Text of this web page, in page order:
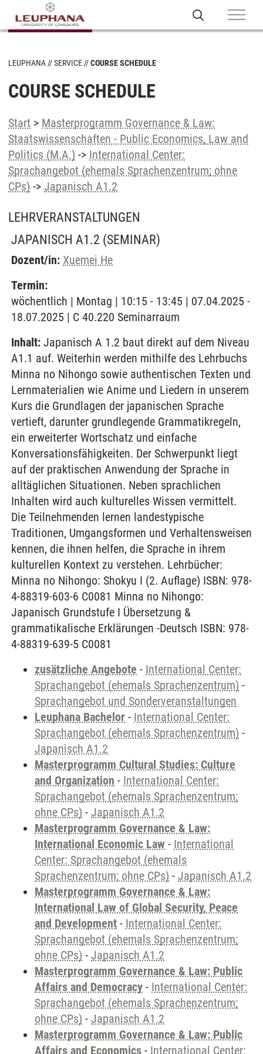
LEUPHANA SERVICE COURSE SCHEDULE
COURSE SCHEDULE
Start > Masterprogramm Governance & Law:
Staatswissenschaften - Public Economics, Law and
Politics (M.A.) -> International Center:
Sprachangebot (ehemals Sprachenzentrum; ohne
CPs) -> Japanisch A1.2
LEHRVERANSTALTUNGEN
JAPANISCH A1.2 (SEMINAR)
Dozent/in: Xuemei He
Termin:
wöchentlich | Montag | 10:15 - 13:45 | 07.04.2025 -
18.07.2025 | C 40.220 Seminarraum
Inhalt: Japanisch A 1.2 baut direkt auf dem Niveau
A1.1 auf. Weiterhin werden mithilfe des Lehrbuchs
Minna no Nihongo sowie authentischen Texten und
Lernmaterialien wie Anime und Liedern in unserem
Kurs die Grundlagen der japanischen Sprache
vertieft, darunter grundlegende Grammatikregeln,
ein erweiterter Wortschatz und einfache
Konversationsfähigkeiten. Der Schwerpunkt liegt
auf der praktischen Anwendung der Sprache in
alltäglichen Situationen. Neben sprachlichen
Inhalten wird auch kulturelles Wissen vermittelt.
Die Teilnehmenden lernen landestypische
Traditionen, Umgangsformen und Verhaltensweisen
kennen, die ihnen helfen, die Sprache in ihrem
kulturellen Kontext zu verstehen. Lehrbücher:
Minna no Nihongo: Shokyu I (2. Auflage) ISBN: 978-
4-88319-603-6 C0081 Minna no Nihongo:
Japanisch Grundstufe I Übersetzung &
grammatikalische Erklärungen -Deutsch ISBN: 978-
4-88319-639-5 C0081
zusätzliche Angebote - International Center:
Sprachangebot (ehemals Sprachenzentrum) -
Sprachangebot und Sonderveranstaltungen
Leuphana Bachelor - International Center:
Sprachangebot (ehemals Sprachenzentrum) -
Japanisch A1.2
Masterprogramm Cultural Studies: Culture
and Organization - International Center:
Sprachangebot (ehemals Sprachenzentrum;
ohne CPs) - Japanisch A1.2
Masterprogramm Governance & Law:
International Economic Law - International
Center: Sprachangebot (ehemals
Sprachenzentrum; ohne CPs) - Japanisch A1.2
Masterprogramm Governance & Law:
International Law of Global Security, Peace
and Development - International Center:
Sprachangebot (ehemals Sprachenzentrum;
ohne CPs) - Japanisch A1.2
Masterprogramm Governance & Law: Public
Affairs and Democracy - International Center:
Sprachangebot (ehemals Sprachenzentrum;
ohne CPs) - Japanisch A1.2
Masterprogramm Governance & Law: Public
Affairs and Economics - International Center: